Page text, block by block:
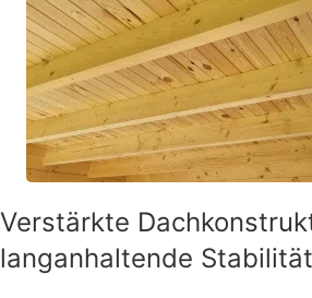
Verstärkte
langanhaltende